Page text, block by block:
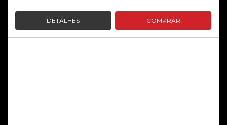
DETALHES COMPRAR